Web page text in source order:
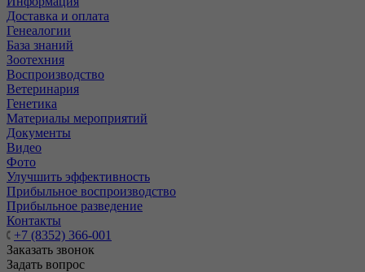
Доставка и оплата
Генеалогии
База знаний
Зоотехния
Воспроизводство
Ветеринария
Генетика
Материалы мероприятий
Документы
Видео
Фото
Улучшить эффективность
Прибыльное воспроизводство
Прибыльное разведение
Контакты
+7 (8352) 366-001
Заказать звонок
Задать вопрос